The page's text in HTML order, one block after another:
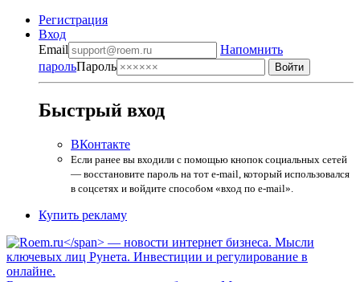
Регистрация
Вход
Email
Напомнить
парольПароль
Быстрый вход
ВКонтакте
Если ранее вы входили с помощью кнопок социальных сетей
— восстановите пароль на тот e-mail, который использовался
в соцсетях и войдите способом «вход по e-mail».
Купить рекламу